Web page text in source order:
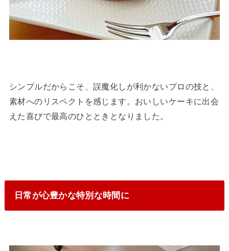
シンプルだからこそ、誤魔化しが利かないプロの技と、
素材へのリスペクトを感じます。おいしいケーキに出会
えた喜びで最高のひとときとなりました。
日常が心豊かな特別な時間に